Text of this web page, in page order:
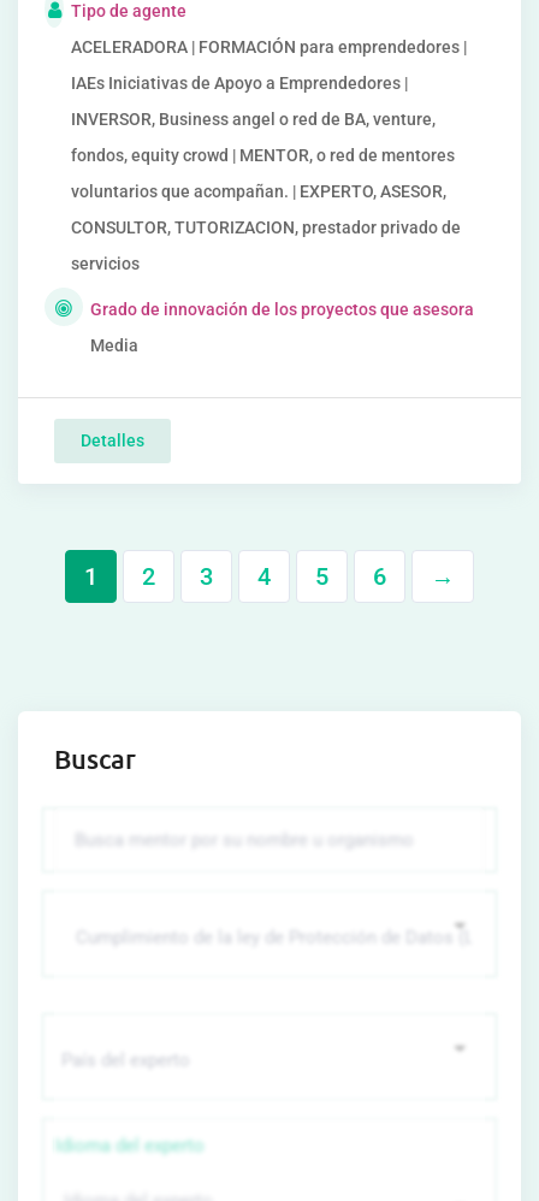
Tipo de agente
ACELERADORA | FORMACIÓN para emprendedores |
IAEs Iniciativas de Apoyo a Emprendedores |
INVERSOR, Business angel o red de BA, venture,
fondos, equity crowd | MENTOR, o red de mentores
voluntarios que acompañan. | EXPERTO, ASESOR,
CONSULTOR, TUTORIZACION, prestador privado de
servicios
Grado de innovación de los proyectos que asesora
Media
Detalles
1 2 3 4 5 6 →
Buscar
Idioma del experto